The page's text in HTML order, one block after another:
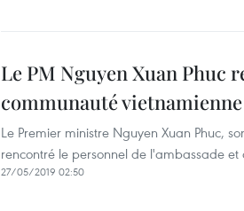
Le PM Nguyen Xuan Phuc
communauté vietnamienne
Le Premier ministre Nguyen Xuan Phuc,
rencontré le personnel de l'ambassade
27/05/2019 02:50